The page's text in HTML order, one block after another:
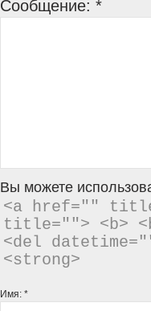
Сообщение: *
Вы можете
<a href=""
title=""> <b>
<del
<strong>
Имя: *